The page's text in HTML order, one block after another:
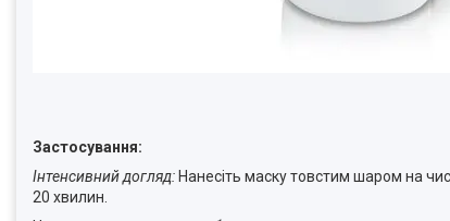
Застосування:
Інтенсивний догляд: Нанесіть маску товстим шаром на
20 хвилин.